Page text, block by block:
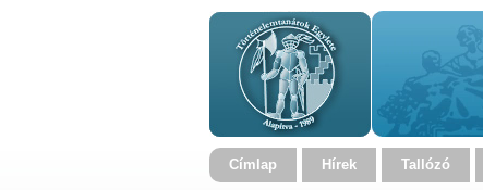
Címlap Hírek Tallózó